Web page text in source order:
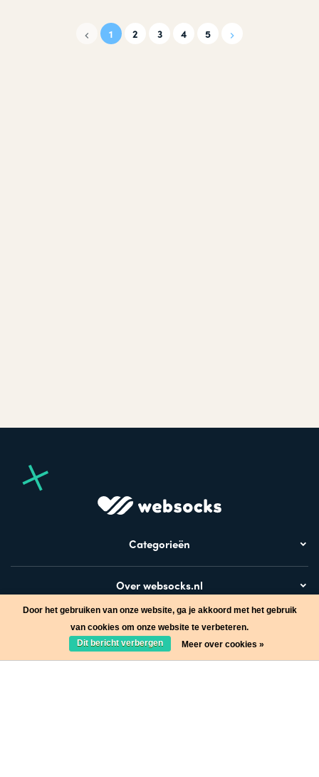
1 2 3 4 5
Categorieën
Over websocks.nl
Bezoek ook
Door het gebruiken van onze website, ga je akkoord met het gebruik
van cookies om onze website te verbeteren.
Dit bericht verbergen
Meer over cookies »